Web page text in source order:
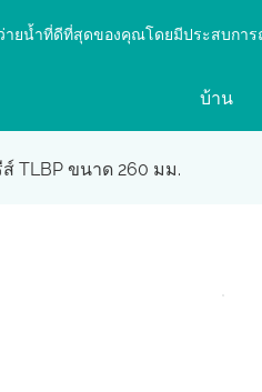
ายน้ำที่ดีที่สุดของคุณโดยมีประสบกา
บ้าน
TLBP ขนาด 260 มม.